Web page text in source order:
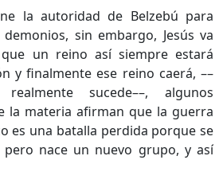
la autoridad de Belzebú para
sin embargo, Jesús va
un reino así siempre estará
y finalmente ese reino caerá, ––
sucede––, algunos
la materia afirman que la guerra
es una batalla perdida porque se
nace un nuevo grupo, y así